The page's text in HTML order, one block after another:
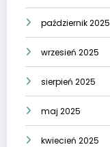
październik 2025
wrzesień 2025
sierpień 2025
maj 2025
kwiecień 2025